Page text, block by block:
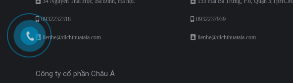
0932232318
lienhe@dichthuataia.com
0932237939
lienhe@dichthuataia.com
Công ty cổ phần Châu Á